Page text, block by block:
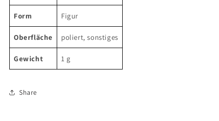
Form Figur
Oberfläche poliert, sonstiges
Gewicht 1 g
Share